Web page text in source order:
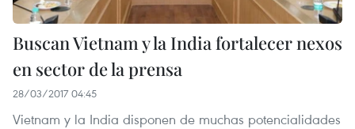
Buscan Vietnam y la India fortalecer nexos
en sector de la prensa
28/03/2017 04:45
Vietnam y la India disponen de muchas potencialidades